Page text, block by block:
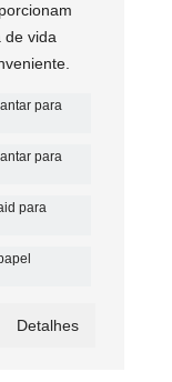
de vida
para
para
para
Detalhes